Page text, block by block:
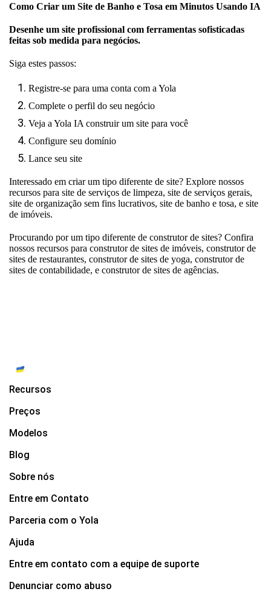
Como Criar um Site de Banho e Tosa em Minutos Usando IA
Desenhe um site profissional com ferramentas sofisticadas
feitas sob medida para negócios.
Siga estes passos:
Registre-se para uma conta com a Yola
Complete o perfil do seu negócio
Veja a Yola IA construir um site para você
Configure seu domínio
Lance seu site
Interessado em criar um tipo diferente de site? Explore nossos
recursos para site de serviços de limpeza, site de serviços gerais,
site de organização sem fins lucrativos, site de banho e tosa, e site
de imóveis.
Procurando por um tipo diferente de construtor de sites? Confira
nossos recursos para construtor de sites de imóveis, construtor de
sites de restaurantes, construtor de sites de yoga, construtor de
sites de contabilidade, e construtor de sites de agências.
Recursos
Preços
Modelos
Blog
Sobre nós
Entre em Contato
Parceria com o Yola
Ajuda
Entre em contato com a equipe de suporte
Denunciar como abuso